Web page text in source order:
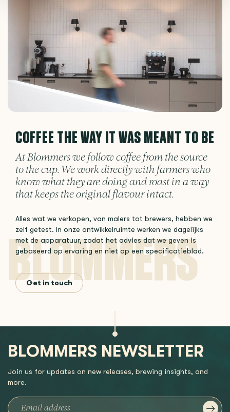
COFFEE THE WAY IT WAS MEANT TO BE
At Blommers we follow coffee from the source
to the cup. We work directly with farmers who
know what they are doing and roast in a way
that keeps the original flavour intact.
Alles wat we verkopen, van malers tot brewers, hebben we
zelf getest. In onze ontwikkelruimte werken we dagelijks
met de apparatuur, zodat het advies dat we geven is
gebaseerd op ervaring en niet op een specificatieblad.
Get in touch
BLOMMERS NEWSLETTER
Join us for updates on new releases, brewing insights, and
more.